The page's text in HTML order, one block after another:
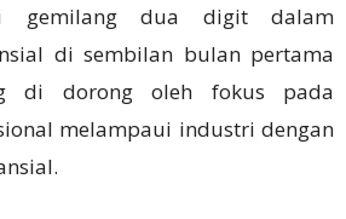
gemilang dua digit dalam
di sembilan bulan pertama
di dorong oleh fokus pada
melampaui industri dengan